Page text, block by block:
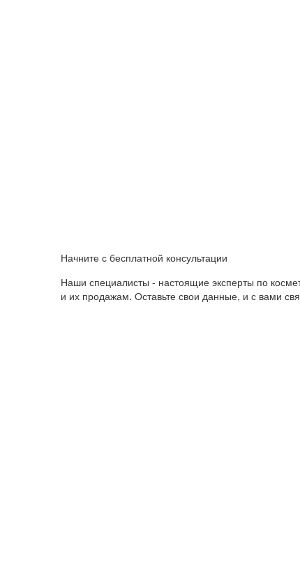
Начните с бесплатной консультации
Наши специалисты - настоящие эксперты по
и их продажам. Оставьте свои данные, и с вами